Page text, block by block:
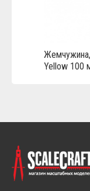
Yellow 100